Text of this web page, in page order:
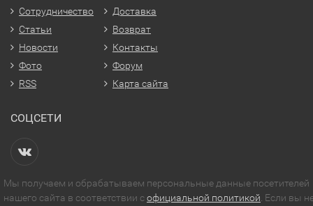
Сотрудничество
Статьи
Новости
Фото
RSS
Доставка
Возврат
Контакты
Форум
Карта сайта
СОЦСЕТИ
Мы получаем и обрабатываем персональные данные посетителей
нашего сайта в соответствии софициальной политикой. Если вы